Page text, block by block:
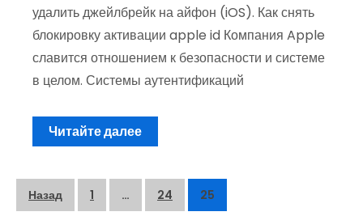
удалить джейлбрейк на айфон (iOS). Как снять
блокировку активации apple id Компания Apple
славится отношением к безопасности и системе
в целом. Системы аутентификаций
Читайте далее
Пагинация
Назад 1 … 24 25